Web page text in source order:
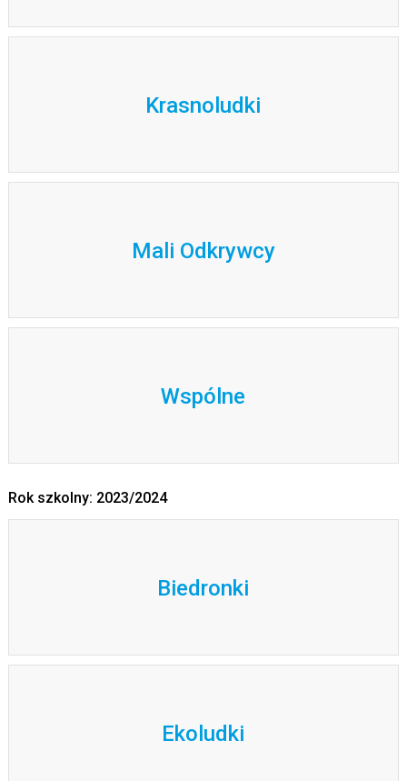
Krasnoludki
Mali Odkrywcy
Wspólne
Rok szkolny: 2023/2024
Biedronki
Ekoludki